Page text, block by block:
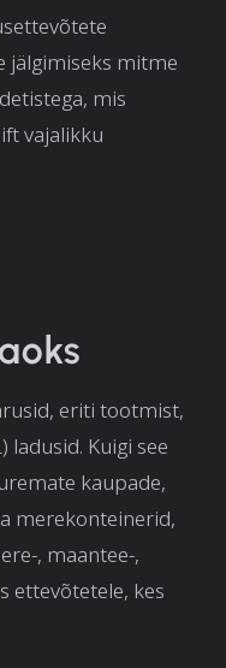
jälgimiseks mitme
mis
vajalikku
eriti tootmist,
Kuigi see
kaupade,
merekonteinerid,
, maantee-,
ettevõtetele, kes